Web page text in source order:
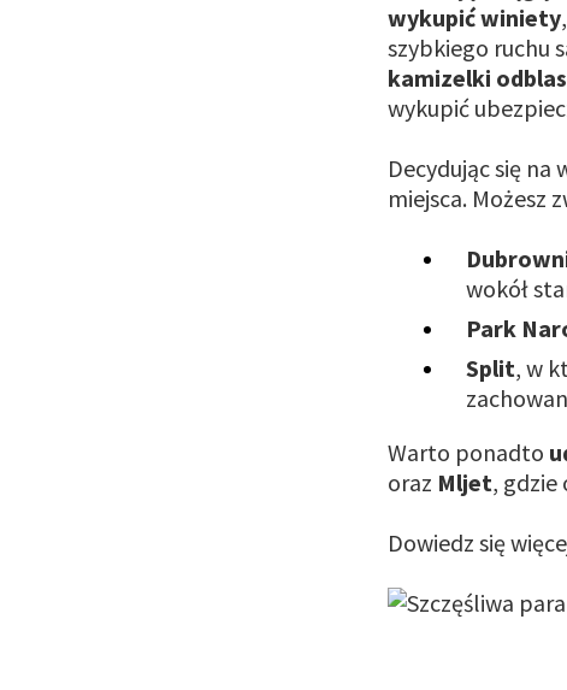
wykupić winiety
szybkiego ruchu
kamizelki
wykupić
Decydując się
miejsca. Możesz
wokół
Park
Split, w
Warto ponadto
oraz Mljet, gdzie
Dowiedz się